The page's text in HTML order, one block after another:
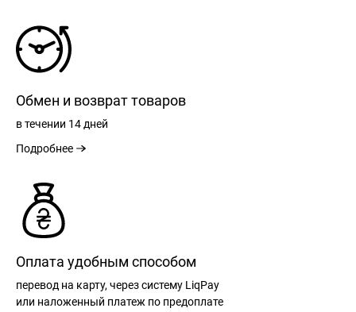
Обмен и возврат товаров
в течении 14 дней
Подробнее
Оплата удобным способом
перевод на карту, через систему LiqPay
или наложенный платеж по предоплате